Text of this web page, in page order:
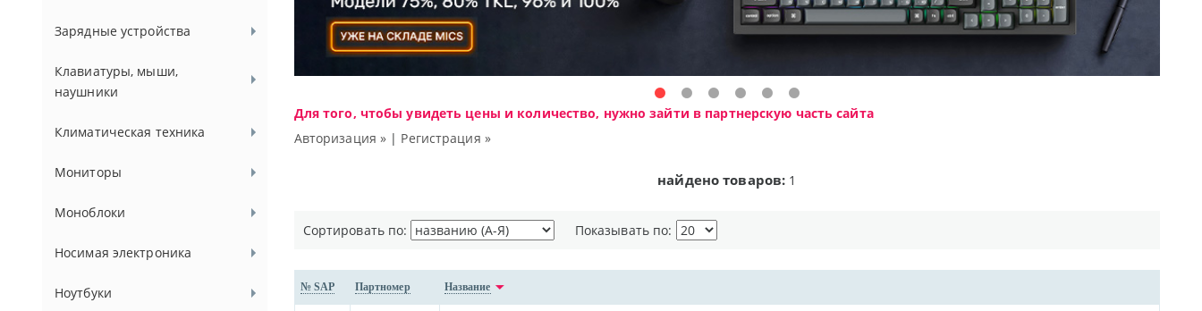
Зарядные устройства
Клавиатуры, мыши,
наушники
Климатическая техника
Мониторы
Моноблоки
Носимая электроника
Ноутбуки
Для того, чтобы увидеть цены и количество, нужно зайти в партнерскую часть сайта
Авторизация » | Регистрация »
найдено товаров: 1
Сортировать по: Показывать по:
№ SAP Партномер Название